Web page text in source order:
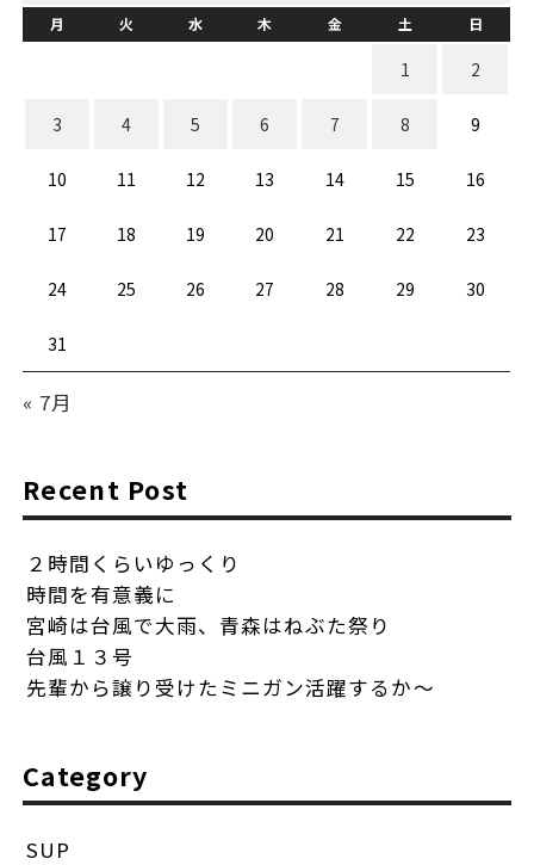
月
火 水 木 金 土 日
1 2
3 4 5 6 7 8 9
10 11 12 13 14 15 16
17 18 19 20 21 22 23
24 25 26 27 28 29 30
31
« 7月
Recent Post
２時間くらいゆっくり
時間を有意義に
宮崎は台風で大雨、青森はねぶた祭り
台風１３号
先輩から譲り受けたミニガン活躍するか〜
Category
SUP